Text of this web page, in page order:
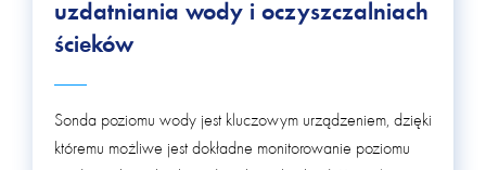
uzdatniania wody i oczyszczalniach
ścieków
Sonda poziomu wody jest kluczowym urządzeniem, dzięki
któremu możliwe jest dokładne monitorowanie poziomu